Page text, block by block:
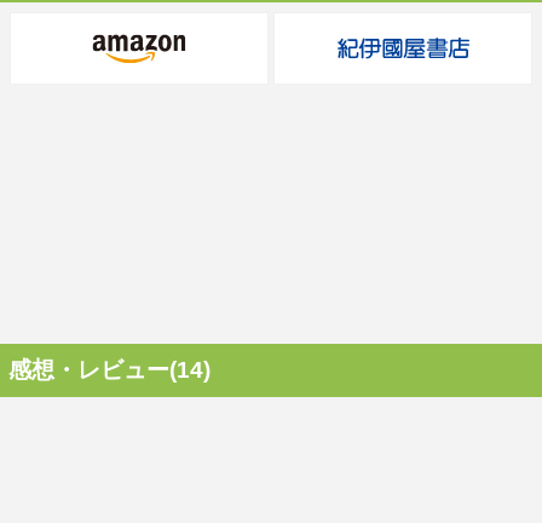
感想・レビュー(14)